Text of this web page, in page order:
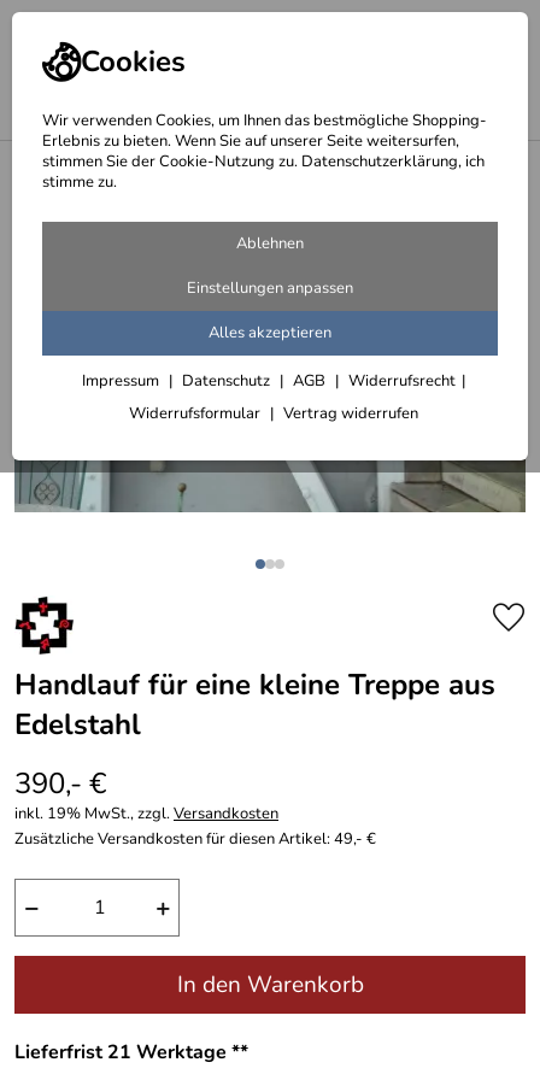
Cookies
Wir verwenden Cookies, um Ihnen das bestmögliche Shopping-
Erlebnis zu bieten. Wenn Sie auf unserer Seite weitersurfen,
stimmen Sie der Cookie-Nutzung zu. Datenschutzerklärung, ich
stimme zu.
Ablehnen
Einstellungen anpassen
Alles akzeptieren
Impressum Datenschutz AGB
Widerrufsrecht
Widerrufsformular
Vertrag widerrufen
Handläufe aus Edelstahl Rundrohr
Handlauf für eine kleine Treppe aus
Edelstahl
390,- €
inkl. 19% MwSt., zzgl.Versandkosten
Zusätzliche Versandkosten für diesen Artikel: 49,- €
− +
In den Warenkorb
Lieferfrist 21 Werktage **